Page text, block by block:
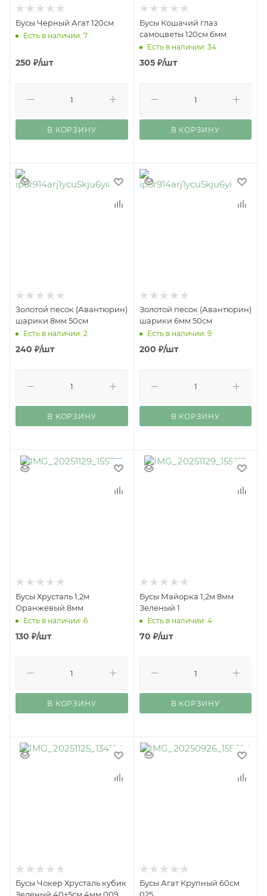
Бусы Черный Агат 120см
Есть в наличии: 7
250 ₽/шт
В КОРЗИНУ
Бусы Кошачий глаз
самоцветы 120см 6мм
Есть в наличии: 34
305₽/шт
В КОРЗИНУ
Золотой песок (Авантюрин)
шарики 8мм 50см
Есть в наличии: 2
240 ₽/шт
В КОРЗИНУ
Золотой песок (Авантюрин)
шарики 6мм 50см
Есть в наличии: 9
200 ₽/шт
В КОРЗИНУ
Бусы Хрусталь 1,2м
Оранжевый 8мм
Есть в наличии: 6
130 ₽/шт
В КОРЗИНУ
Бусы Майорка 1,2м 8мм
Зеленый 1
Есть в наличии: 4
70 ₽/шт
В КОРЗИНУ
Бусы Чокер Хрусталь кубик
Бусы Агат Крупный 60см